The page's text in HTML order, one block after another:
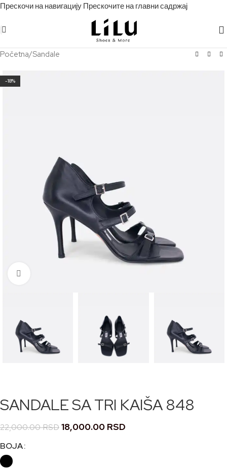
Прескочи на навигацију Прескочите на главни садржај
Početna/Sandale
-18%
SANDALE SA TRI KAIŠA 848
22,000.00RSD18,000.00 RSD
BOJA